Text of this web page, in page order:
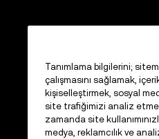
Tanımlama bilgilerini;
çalışmasını sağlamak,
kişiselleştirmek, sosyal
site trafiğimizi analiz
zamanda site
medya, reklamcılık ve